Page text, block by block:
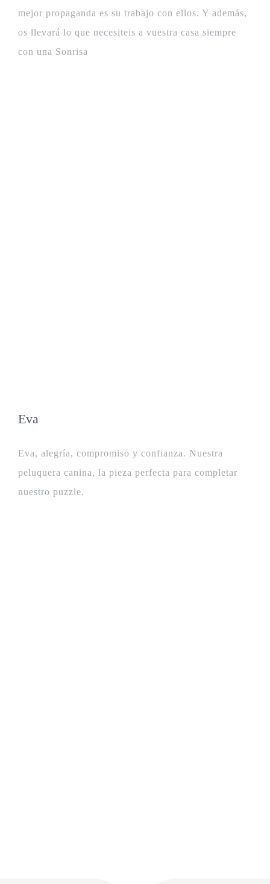
mejor propaganda es su trabajo con ellos. Y además,
os llevará lo que necesiteis a vuestra casa siempre
con una Sonrisa
Eva
Eva, alegría, compromiso y confianza. Nuestra
peluquera canina, la pieza perfecta para completar
nuestro puzzle.